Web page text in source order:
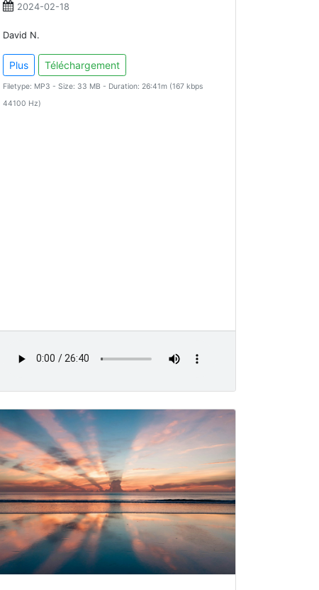
2024-02-18
David N.
Plus Téléchargement
Filetype: MP3 - Size: 33 MB - Duration: 26:41m (167 kbps
44100 Hz)